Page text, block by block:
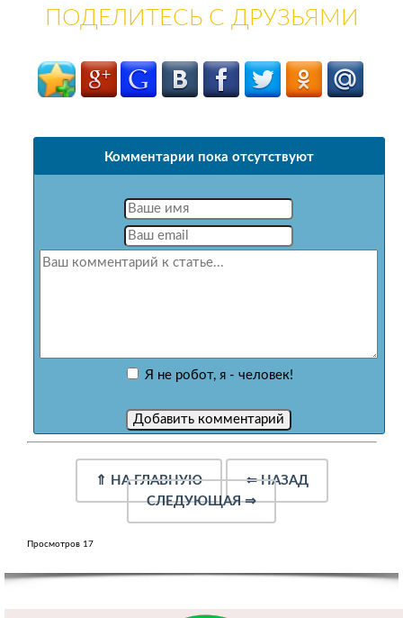
ПОДЕЛИТЕСЬ С ДРУЗЬЯМИ
Комментарии пока отсутствуют
Я не робот, я - человек!
⇑ НА ГЛАВНУЮ ⇐НАЗАД
СЛЕДУЮЩАЯ⇒
Просмотров 17